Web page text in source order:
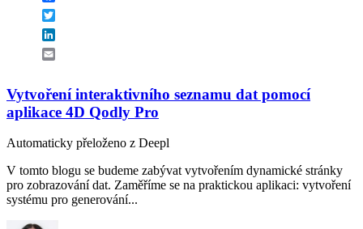
Vytvoření interaktivního seznamu dat pomocí
aplikace 4D Qodly Pro
Automaticky přeloženo z Deepl
V tomto blogu se budeme zabývat vytvořením dynamické stránky
pro zobrazování dat. Zaměříme se na praktickou aplikaci: vytvoření
systému pro generování...